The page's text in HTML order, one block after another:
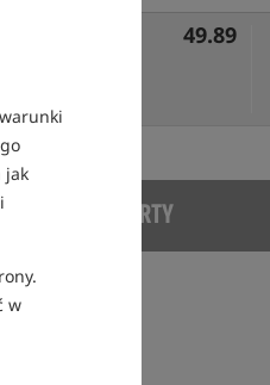
jak
w
49.89
Z OFERTY